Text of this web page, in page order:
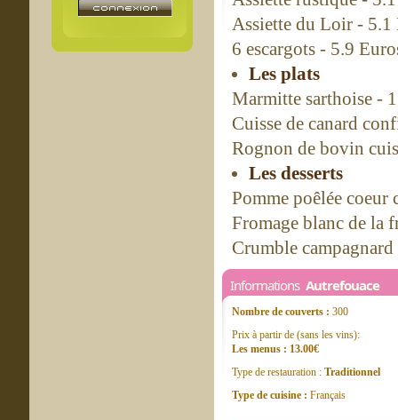
Assiette du Loir - 5.1
6 escargots - 5.9
Les plats
Marmitte sarthoise -
Cuisse de canard
Rognon de bovin
Les desserts
Pomme poêlée coeur
Fromage blanc de la
Crumble
Informations Autrefouace
Nombre de couverts : 300
Prix à partir de (sans les vins):
Les menus : 13.00€
Type de restauration : Traditionnel
Type de cuisine : Français